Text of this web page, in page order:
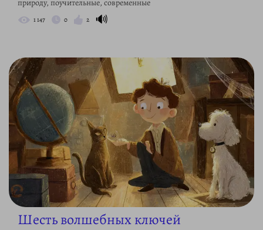
природу, поучительные, современные
1 147 0 2 🔊
Шесть волшебных ключей